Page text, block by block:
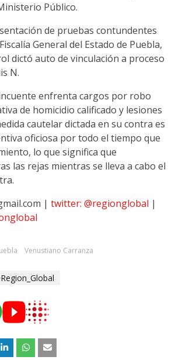
Público.
de pruebas contundentes
General del Estado de Puebla,
dictó auto de vinculación a proceso
N.
enfrenta cargos por robo
de homicidio calificado y lesiones
cautelar dictada en su contra es
oficiosa por todo el tiempo que
lo que significa que
las rejas mientras se lleva a cabo el
| twitter: @regionglobal |
Venustiano Carranza